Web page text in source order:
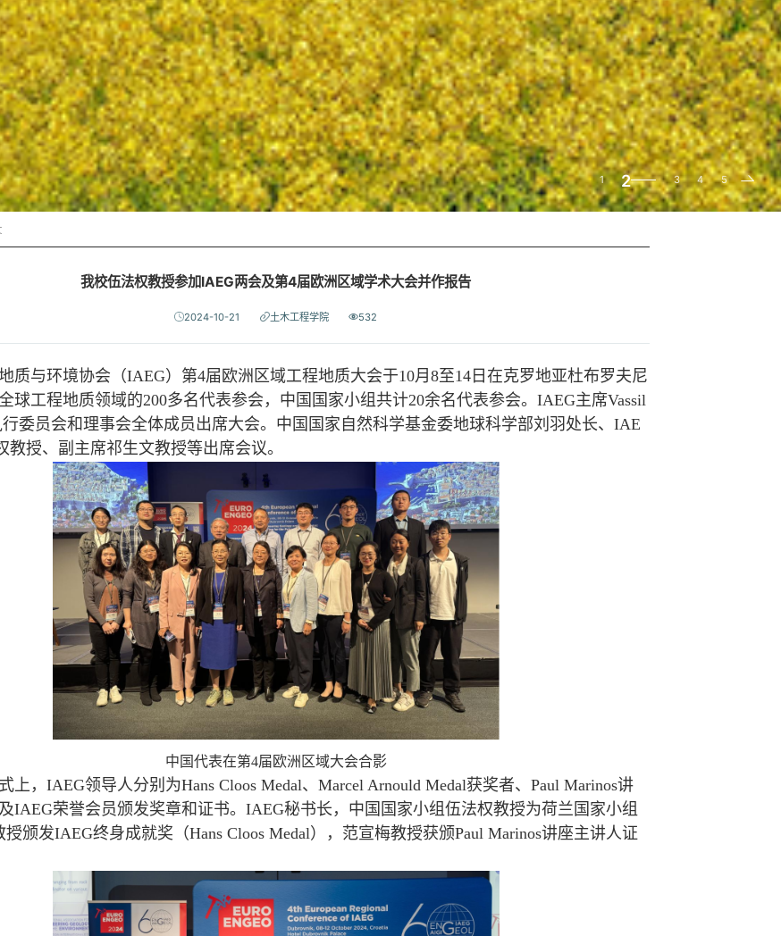
1 2 3 4 5
我校伍法权教授参加IAEG两会及第4届欧洲区域学术大会并作报告
2024-10-21 土木工程学院 532
与环境协会（IAEG）第4届欧洲区域工程地质大会于10月8至14日在克罗地亚杜布罗夫尼
球工程地质领域的200多名代表参会，中国国家小组共计20余名代表参会。IAEG主席Vassil
行委员会和理事会全体成员出席大会。中国国家自然科学基金委地球科学部刘羽处长、IAE
教授、副主席祁生文教授等出席会议。
中国代表在第4届欧洲区域大会合影
，IAEG领导人分别为Hans Cloos Medal、Marcel Arnould Medal获奖者、Paul Marinos讲
IAEG荣誉会员颁发奖章和证书。IAEG秘书长，中国国家小组伍法权教授为荷兰国家小组
授颁发IAEG终身成就奖（Hans Cloos Medal），范宣梅教授获颁Paul Marinos讲座主讲人证